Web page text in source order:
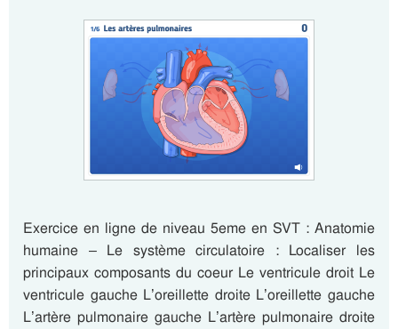
Exercice en ligne de niveau 5eme en SVT : Anatomie
humaine – Le système circulatoire : Localiser les
principaux composants du coeur Le ventricule droit Le
ventricule gauche L’oreillette droite L’oreillette gauche
L’artère pulmonaire gauche L’artère pulmonaire droite